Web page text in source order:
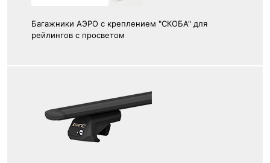
Багажники АЭРО с креплением "СКОБА" для
рейлингов с просветом